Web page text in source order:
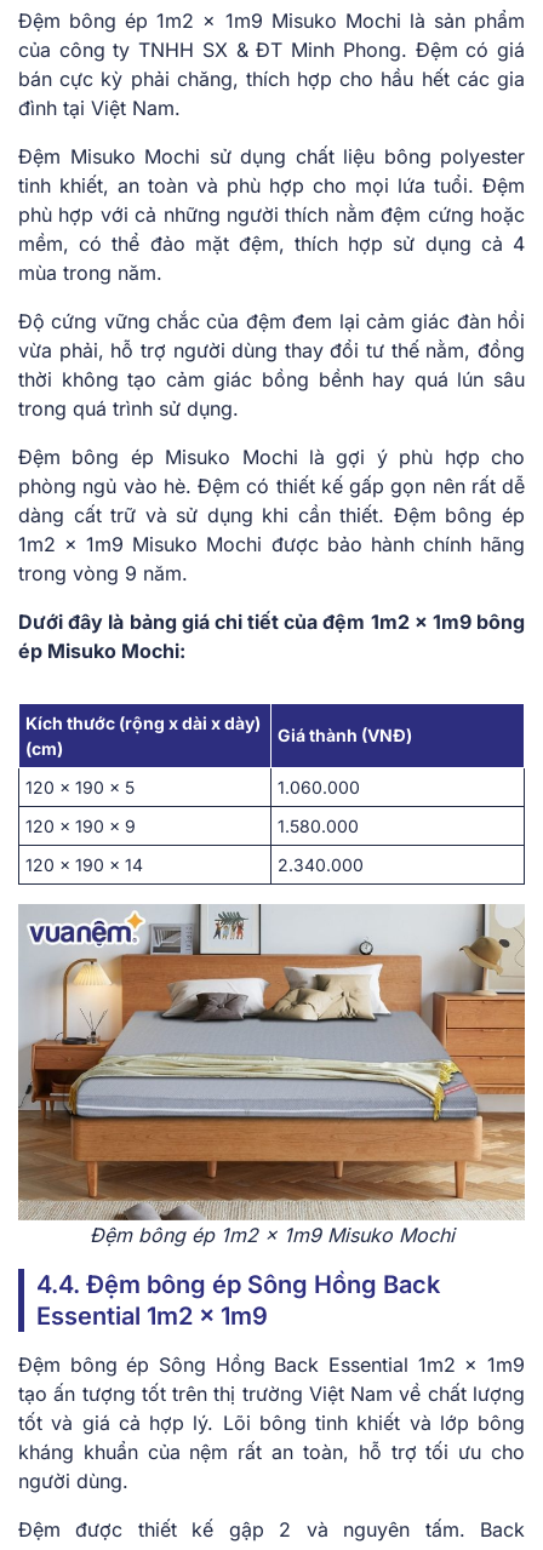
Đệm bông ép 1m2 x 1m9 Misuko Mochi là sản phẩm
của công ty TNHH SX & ĐT Minh Phong. Đệm có giá
bán cực kỳ phải chăng, thích hợp cho hầu hết các gia
đình tại Việt Nam.
Đệm Misuko Mochi sử dụng chất liệu bông polyester
tinh khiết, an toàn và phù hợp cho mọi lứa tuổi. Đệm
phù hợp với cả những người thích nằm đệm cứng hoặc
mềm, có thể đảo mặt đệm, thích hợp sử dụng cả 4
mùa trong năm.
Độ cứng vững chắc của đệm đem lại cảm giác đàn hồi
vừa phải, hỗ trợ người dùng thay đổi tư thế nằm, đồng
thời không tạo cảm giác bồng bềnh hay quá lún sâu
trong quá trình sử dụng.
Đệm bông ép Misuko Mochi là gợi ý phù hợp cho
phòng ngủ vào hè. Đệm có thiết kế gấp gọn nên rất dễ
dàng cất trữ và sử dụng khi cần thiết. Đệm bông ép
1m2 x 1m9 Misuko Mochi được bảo hành chính hãng
trong vòng 9 năm.
Dưới đây là bảng giá chi tiết của đệm 1m2 x 1m9 bông
ép Misuko Mochi:
Kích thước (rộng x dài x dày)
(cm)
Giá thành (VNĐ)
120 x 190 x 5
1.060.000
120 x 190 x 9
1.580.000
120 x 190 x 14
2.340.000
Đệm bông ép 1m2 x 1m9 Misuko Mochi
4.4. Đệm bông ép Sông Hồng Back
Essential 1m2 x 1m9
Đệm bông ép Sông Hồng Back Essential 1m2 x 1m9
tạo ấn tượng tốt trên thị trường Việt Nam về chất lượng
tốt và giá cả hợp lý. Lõi bông tinh khiết và lớp bông
kháng khuẩn của nệm rất an toàn, hỗ trợ tối ưu cho
người dùng.
Đệm được thiết kế gập 2 và nguyên tấm. Back